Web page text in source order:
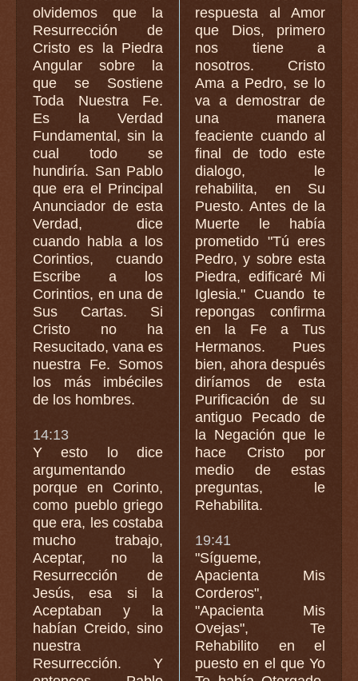
olvidemos que la
Resurrección de
Cristo es la Piedra
Angular sobre la
que se Sostiene
Toda Nuestra Fe.
Es la Verdad
Fundamental, sin la
cual todo se
hundiría. San Pablo
que era el Principal
Anunciador de esta
Verdad, dice
cuando habla a los
Corintios, cuando
Escribe a los
Corintios, en una de
Sus Cartas. Si
Cristo no ha
Resucitado, vana es
nuestra Fe. Somos
los más imbéciles
de los hombres.
14:13
Y esto lo dice
argumentando
porque en Corinto,
como pueblo griego
que era, les costaba
mucho trabajo,
Aceptar, no la
Resurrección de
Jesús, esa si la
Aceptaban y la
habían Creido, sino
nuestra
Resurrección. Y
respuesta al Amor
que Dios, primero
nos tiene a
nosotros. Cristo
Ama a Pedro, se lo
va a demostrar de
una manera
feaciente cuando al
final de todo este
dialogo, le
rehabilita, en Su
Puesto. Antes de la
Muerte le había
prometido "Tú eres
Pedro, y sobre esta
Piedra, edificaré Mi
Iglesia." Cuando te
repongas confirma
en la Fe a Tus
Hermanos. Pues
bien, ahora después
diríamos de esta
Purificación de su
antiguo Pecado de
la Negación que le
hace Cristo por
medio de estas
preguntas, le
Rehabilita.
19:41
"Sígueme,
Apacienta Mis
Corderos",
"Apacienta Mis
Ovejas", Te
Rehabilito en el
puesto en el que Yo